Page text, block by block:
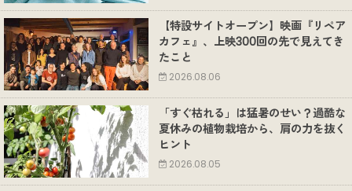
【特設サイトオープン】映画『リペア
カフェ』、上映300回の先で見えてき
たこと
2026.08.06
「すぐ枯れる」は猛暑のせい？過酷な
夏休みの植物栽培から、肩の力を抜く
ヒント
2026.08.05